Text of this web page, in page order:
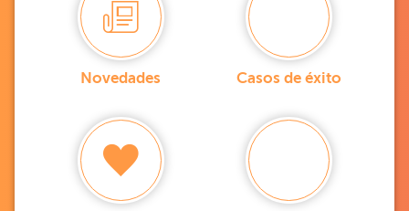
Novedades Casos de éxito